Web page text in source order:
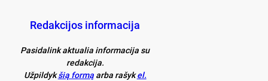
Redakcijos informacija
Pasidalink aktualia informacija su
redakcija.
Užpildykšią formąarba rašykel.